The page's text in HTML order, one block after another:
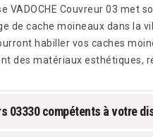
VADOCHE Couvreur 03
de cache moineaux dans la
habiller vos caches
des matériaux esthétiques,
03330 compétents à votre